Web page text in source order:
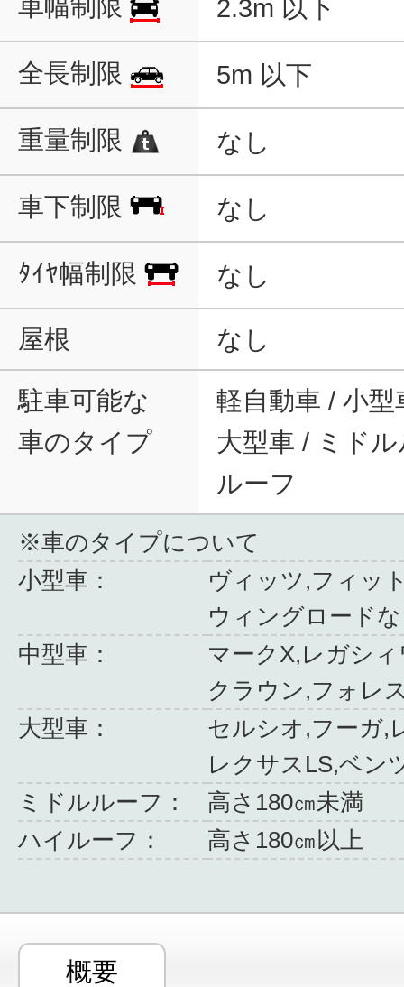
車幅制限 2.3m 以下
全長制限 5m 以下
重量制限 なし
車下制限 なし
ﾀｲﾔ幅制限 なし
屋根 なし
駐車可能な
車のタイプ
軽自動車 / 小型
大型車 / ミド
ルーフ
※車のタイプについて
小型車：
ヴィッツ,フィッ
ウィングロード
中型車：
マークX,レガシ
クラウン,フォレ
大型車：
セルシオ,フーガ,
レクサスLS,ベン
ミドルルーフ：
高さ180㎝未満
ハイルーフ：
高さ180㎝以上
概要